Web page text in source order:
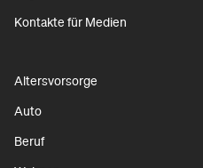
Kontakte für Medien
Altersvorsorge
Auto
Beruf